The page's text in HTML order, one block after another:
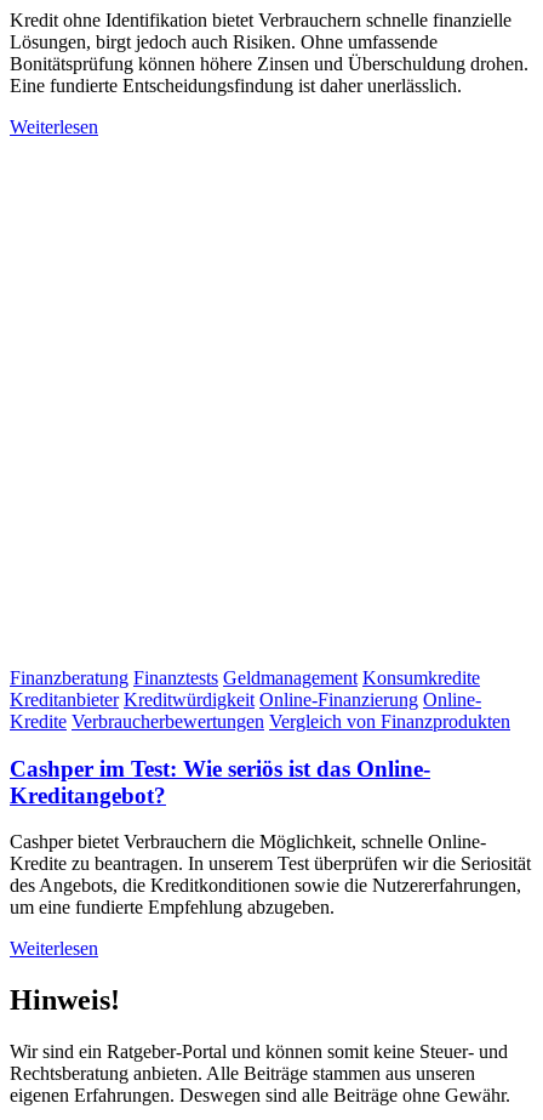
Kredit ohne Identifikation bietet Verbrauchern schnelle finanzielle
Lösungen, birgt jedoch auch Risiken. Ohne umfassende
Bonitätsprüfung können höhere Zinsen und Überschuldung drohen.
Eine fundierte Entscheidungsfindung ist daher unerlässlich.
Weiterlesen
Finanzberatung Finanztests Geldmanagement Konsumkredite
Kreditanbieter Kreditwürdigkeit Online-Finanzierung Online-
Kredite Verbraucherbewertungen Vergleich von Finanzprodukten
Cashper im Test: Wie seriös ist das Online-
Kreditangebot?
Cashper bietet Verbrauchern die Möglichkeit, schnelle Online-
Kredite zu beantragen. In unserem Test überprüfen wir die Seriosität
des Angebots, die Kreditkonditionen sowie die Nutzererfahrungen,
um eine fundierte Empfehlung abzugeben.
Weiterlesen
Hinweis!
Wir sind ein Ratgeber-Portal und können somit keine Steuer- und
Rechtsberatung anbieten. Alle Beiträge stammen aus unseren
eigenen Erfahrungen. Deswegen sind alle Beiträge ohne Gewähr.